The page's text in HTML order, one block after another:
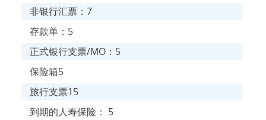
非银行汇票：7
存款单：5
正式银行支票/MO：5
保险箱5
旅行支票15
到期的人寿保险： 5